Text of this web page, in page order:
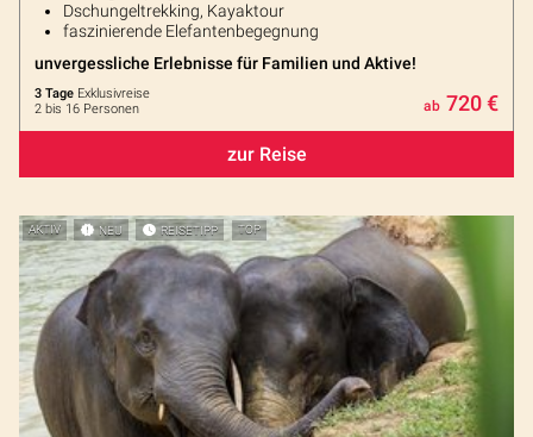
Dschungeltrekking, Kayaktour
faszinierende Elefantenbegegnung
unvergessliche Erlebnisse für Familien und Aktive!
3 Tage Exklusivreise
2 bis 16 Personen
ab 720 €
zur Reise
AKTIV NEU REISETIPP TOP